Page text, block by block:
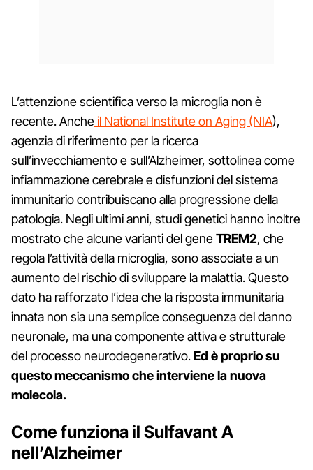
L’attenzione scientifica verso la microglia non è
recente. Ancheil National Institute on Aging (NIA),
agenzia di riferimento per la ricerca
sull’invecchiamento e sull’Alzheimer, sottolinea come
infiammazione cerebrale e disfunzioni del sistema
immunitario contribuiscano alla progressione della
patologia. Negli ultimi anni, studi genetici hanno inoltre
mostrato che alcune varianti del geneTREM2, che
regola l’attività della microglia, sono associate a un
aumento del rischio di sviluppare la malattia. Questo
dato ha rafforzato l’idea che la risposta immunitaria
innata non sia una semplice conseguenza del danno
neuronale, ma una componente attiva e strutturale
del processo neurodegenerativo.Ed è proprio su
questo meccanismo che interviene la nuova
molecola.
Come funziona il Sulfavant A
nell’Alzheimer